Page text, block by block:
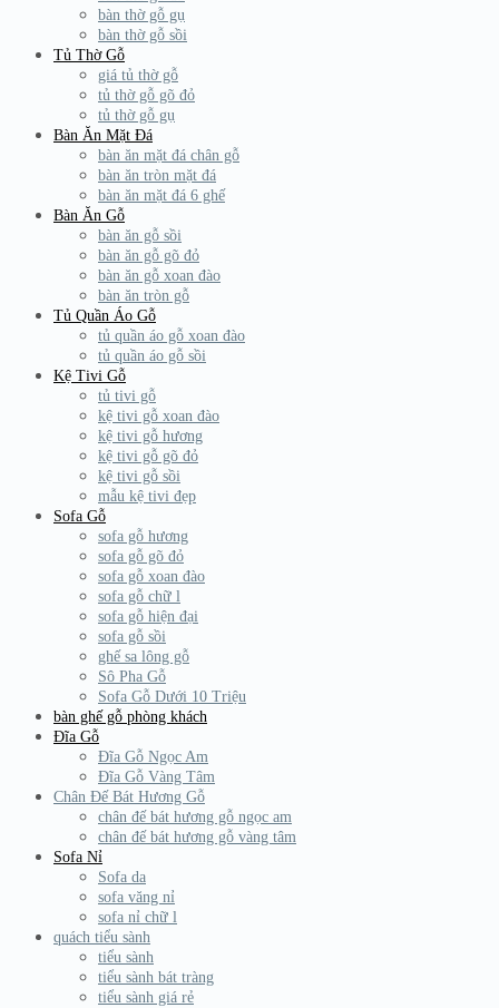
bàn thờ gỗ gụ
bàn thờ gỗ sồi
Tủ Thờ Gỗ
giá tủ thờ gỗ
tủ thờ gỗ gõ đỏ
tủ thờ gỗ gụ
Bàn Ăn Mặt Đá
bàn ăn mặt đá chân gỗ
bàn ăn tròn mặt đá
bàn ăn mặt đá 6 ghế
Bàn Ăn Gỗ
bàn ăn gỗ sồi
bàn ăn gỗ gõ đỏ
bàn ăn gỗ xoan đào
bàn ăn tròn gỗ
Tủ Quần Áo Gỗ
tủ quần áo gỗ xoan đào
tủ quần áo gỗ sồi
Kệ Tivi Gỗ
tủ tivi gỗ
kệ tivi gỗ xoan đào
kệ tivi gỗ hương
kệ tivi gỗ gõ đỏ
kệ tivi gỗ sồi
mẫu kệ tivi đẹp
Sofa Gỗ
sofa gỗ hương
sofa gỗ gõ đỏ
sofa gỗ xoan đào
sofa gỗ chữ l
sofa gỗ hiện đại
sofa gỗ sồi
ghế sa lông gỗ
Sô Pha Gỗ
Sofa Gỗ Dưới 10 Triệu
bàn ghế gỗ phòng khách
Đĩa Gỗ
Đĩa Gỗ Ngọc Am
Đĩa Gỗ Vàng Tâm
Chân Đế Bát Hương Gỗ
chân đế bát hương gỗ ngọc am
chân đế bát hương gỗ vàng tâm
Sofa Nỉ
Sofa da
sofa văng nỉ
sofa nỉ chữ l
quách tiểu sành
tiểu sành
tiểu sành bát tràng
tiểu sành giá rẻ